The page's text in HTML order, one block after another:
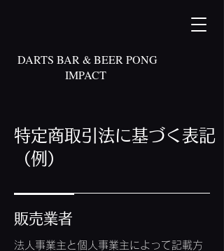
DARTS BAR & BEER PONG
IMPACT
特定商取引法に基づく表記
（例）
販売業者
法人事業主と個人事業主によって記載方